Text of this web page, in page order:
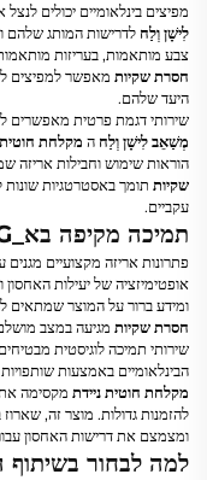
מפיצים בינלאומיים יכולים
לִישָׁן וְלַח לדרישות המותג שלהם
צבע מותאמות, בעריזות
חסרת שקיות מאפשר למפיצים
היעד שלהם.
שירותי דגמת פרטית מאפשרים
מְשַׁאֵב לִישָׁן וְלַח ה מקלחת חוטית
הוראות שימוש וחבילות אריזה
שקיות תומך באסטרטגיות שונות
עקביים.
תמיכה מקיפה בא_PACKING_ ובלוגיסטיקה
פתרונות אריזה מקצועיים מגנים
אופטימיזציה של יעילות האחסון
ומידע ברור על המוצר שמתאים
חסרת שקיות מגיעה במצב
שירותי תמיכה לוגיסטית
הבינלאומיים באמצעות
מקלחת חוטית ניידת מקסימה
להזמנות גדולות. מוצר זה, שארוז
ומצמצם את דרישות האחסון
למה לבחור בשיתוף